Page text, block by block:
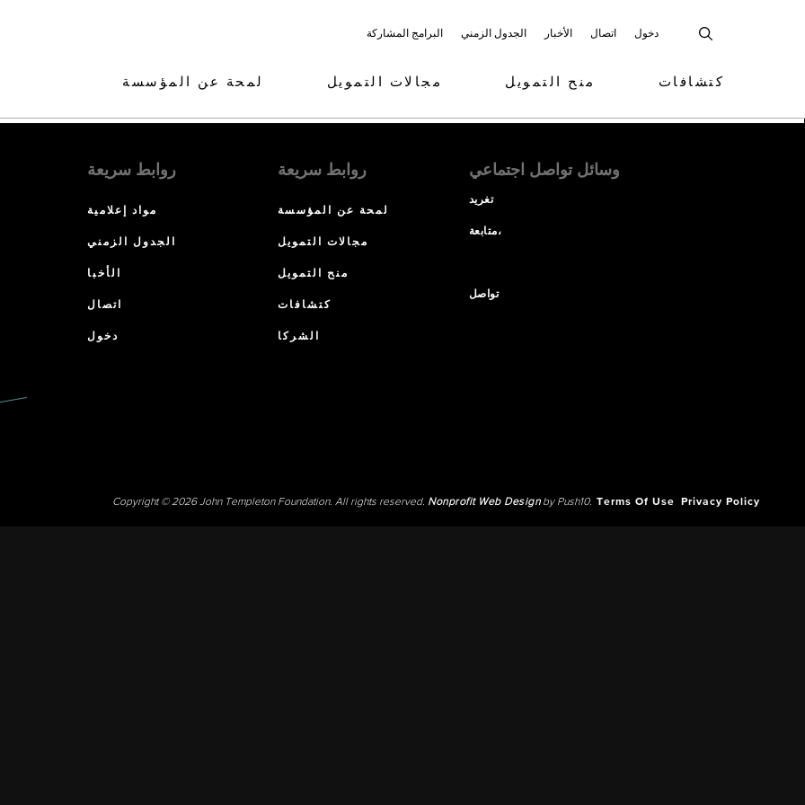
البرامج المشاركة الجدول الزمني الأخبار اتصال دخول
لمحة عن المؤسسة مجالات التمويل منح التمويل كتشافات
روابط سريعة
مواد إعلامية
الجدول الزمني
الأخبا
اتصال
دخول
روابط سريعة
لمحة عن المؤسسة
مجالات التمويل
منح التمويل
كتشافات
الشركا
وسائل تواصل اجتماعي
تغريد
متابعة،
تواصل
Copyright © 2026 John Templeton Foundation. All rights reserved. Nonprofit Web Designby Push10. Terms Of Use Privacy Policy